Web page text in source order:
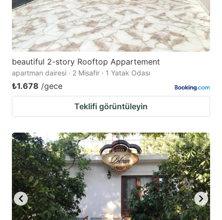
beautiful 2-story Rooftop Appartement
apartman dairesi · 2 Misafir · 1 Yatak Odası
₺1.678 /gece
Teklifi görüntüleyin